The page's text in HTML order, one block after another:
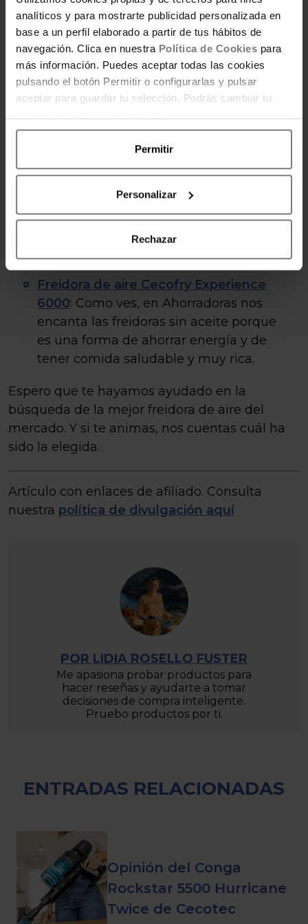
analíticos y para mostrarte publicidad personalizada en
base a un perfil elaborado a partir de tus hábitos de
navegación. Clica en nuestra Política de Cookies para
más información. Puedes aceptar todas las cookies
pulsando el botón Permitir o configurarlas y pulsar
aceptar para guardar tu selección. Podrás cambiar tu
Permitir
Personalizar
Rechazar
Otras freidoras sin
aceite que pueden
interesarte:
Freidora de aire Cecofry Neon 5000:
te resultan muy útil sus comentarios.
Freidora de aire Cecofry Dual 9000
freidora también puede interesarte,
además, Elena te habla de detalles muy
prácticos.
Freidora de aire Cecofry Experience
6000: Como ves, en Ahorradoras nos
encanta las freidoras sin aceite porque
es una forma de ahorrar energía y de
tener comida saludable y muy rica.
Espero que te hayamos ayudado en la
búsqueda de la mejor freidora de aire del
mercado. Y si te animas, nos cuentas cuál ha
sido la elegida.
Artículo con enlaces de afiliado. Consulta
nuestra política de divulgación aquí
POR LIDIA ROSELLO FUSTER
Me apasiona probar productos para
hacer reseñas y ayudarte a tomar
decisiones de compra inteligente.
Pruebo productos por ti.
ENTRADAS RELACIONADAS
Opinión del Conga
Rockstar 5500 Hurricane
Twice de Cecotec